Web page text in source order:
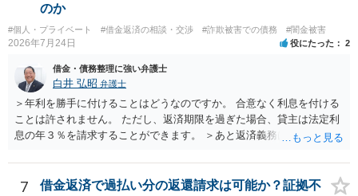
のか
#個人・プライベート #借金返済の相談・交渉 #詐欺被害での債務 #闇金被害
2026年7月24日 役にたった 2
借金・債務整理に強い弁護士
白井 弘昭 弁護士
＞年利を勝手に付けることはどうなのですか。 合意なく利息を付ける
ことは許されません。 ただし、返済期限を過ぎた場合、貸主は法定利
息の年３％を請求することができます。 ＞あと返済義務はありますか
りたお金は返さなければいけませんし、勝手につけた利息は返済不要
です。 以上、ご参考まで。
7
借金返済で過払い分の返還請求は可能か？証拠不